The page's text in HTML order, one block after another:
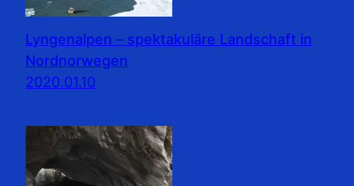
Lyngenalpen – spektakuläre Landschaft in
Nordnorwegen
2020.01.10